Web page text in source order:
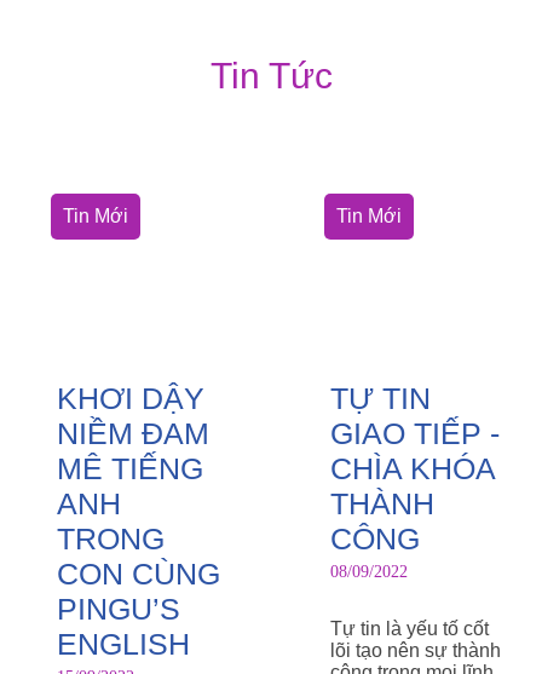
Tin Tức
Tin Mới
KHƠI DẬY
NIỀM ĐAM
MÊ TIẾNG
ANH
TRONG
CON CÙNG
PINGU’S
ENGLISH
Tin Mới
TỰ TIN
GIAO TIẾP -
CHÌA KHÓA
THÀNH
CÔNG
08/09/2022
Tự tin là yếu tố cốt
lõi tạo nên sự thành